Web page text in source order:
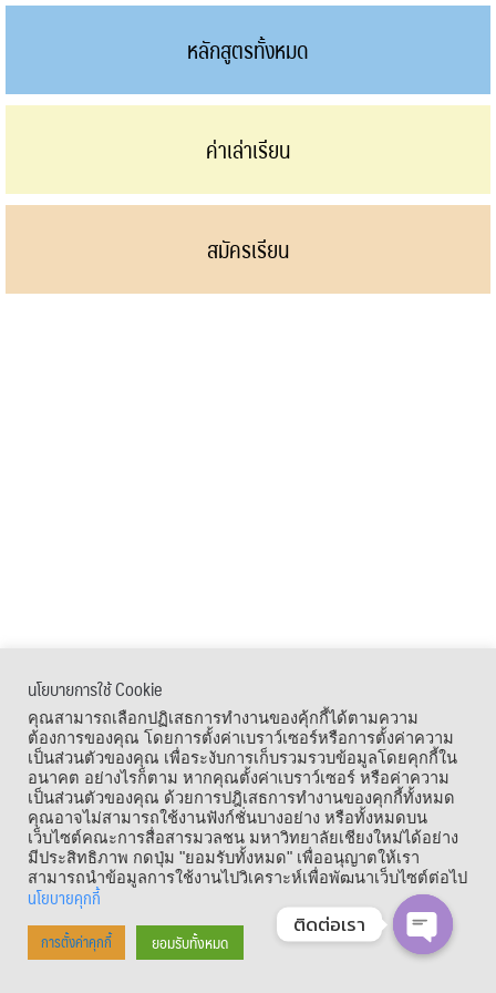
หลักสูตรทั้งหมด
ค่าเล่าเรียน
สมัครเรียน
นโยบายการใช้ Cookie
คุณสามารถเลือกปฏิเสธการทำงานของคุ้กกี้ได้ตามความ
ต้องการของคุณ โดยการตั้งค่าเบราว์เซอร์หรือการตั้งค่าความ
เป็นส่วนตัวของคุณ เพื่อระงับการเก็บรวมรวบข้อมูลโดยคุกกี้ใน
อนาคต อย่างไรก็ตาม หากคุณตั้งค่าเบราว์เซอร์ หรือค่าความ
เป็นส่วนตัวของคุณ ด้วยการปฎิเสธการทำงานของคุกกี้ทั้งหมด
คุณอาจไม่สามารถใช้งานฟังก์ชั่นบางอย่าง หรือทั้งหมดบน
เว็บไซต์คณะการสื่อสารมวลชน มหาวิทยาลัยเชียงใหม่ได้อย่าง
มีประสิทธิภาพ กดปุ่ม "ยอมรับทั้งหมด" เพื่ออนุญาตให้เรา
สามารถนำข้อมูลการใช้งานไปวิเคราะห์เพื่อพัฒนาเว็บไซต์ต่อไป
นโยบายคุกกี้
การตั้งค่าคุกกี้ ยอมรับทั้งหมด
ติดต่อเรา
OPEN